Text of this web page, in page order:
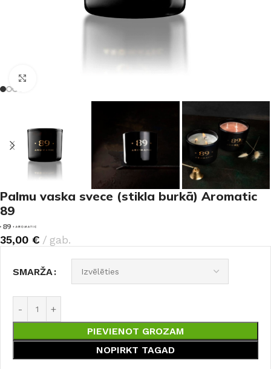
Palmu vaska svece (stikla burkā) Aromatic
89
35,00 € gab.
SMARŽA
PIEVIENOT GROZAM
NOPIRKT TAGAD